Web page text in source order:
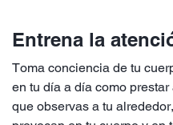
Entrena la
Toma conciencia de tu
en tu día a día como
que observas a tu